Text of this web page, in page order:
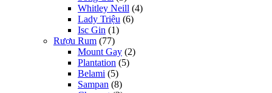
Whitley Neill (4)
Lady Triệu (6)
Isc Gin (1)
Rượu Rum (77)
Mount Gay (2)
Plantation (5)
Belami (5)
Sampan (8)